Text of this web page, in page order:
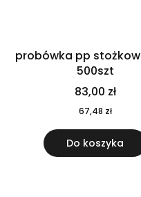
probówka pp
500szt
83,00 zł
67,48 zł
Do koszyka